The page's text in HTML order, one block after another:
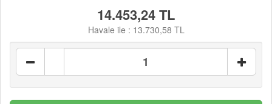
14.453,24 TL
Havale ile : 13.730,58 TL